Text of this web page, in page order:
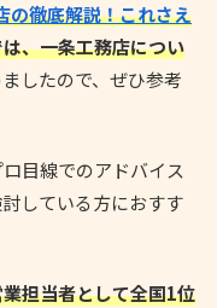
の徹底解説！これさえ
、一条工務店につい
したので、ぜひ参考
目線でのアドバイス
している方におすす
担当者として全国1位